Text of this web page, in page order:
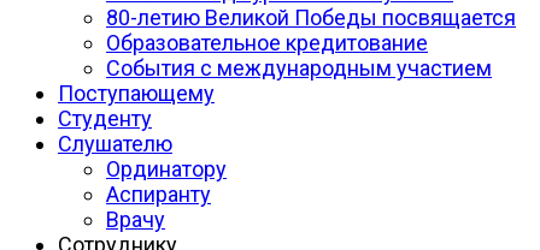
80-летию Великой Победы посвящается
Образовательное кредитование
События с международным участием
Поступающему
Студенту
Слушателю
Ординатору
Аспиранту
Врачу
Сотруднику